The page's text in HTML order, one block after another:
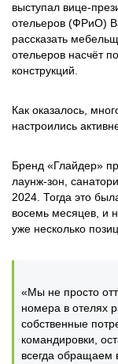
выступал вице-
отельеров (ФРиО)
рассказать
отельеров насчёт
конструкций.
Как оказалось,
настроились
Бренд «Глайдер»
лаунж-зон,
2024. Тогда это
восемь месяцев, и
уже несколько
«Мы не просто
номера в отелях
собственные
командировки,
всегда обращаем